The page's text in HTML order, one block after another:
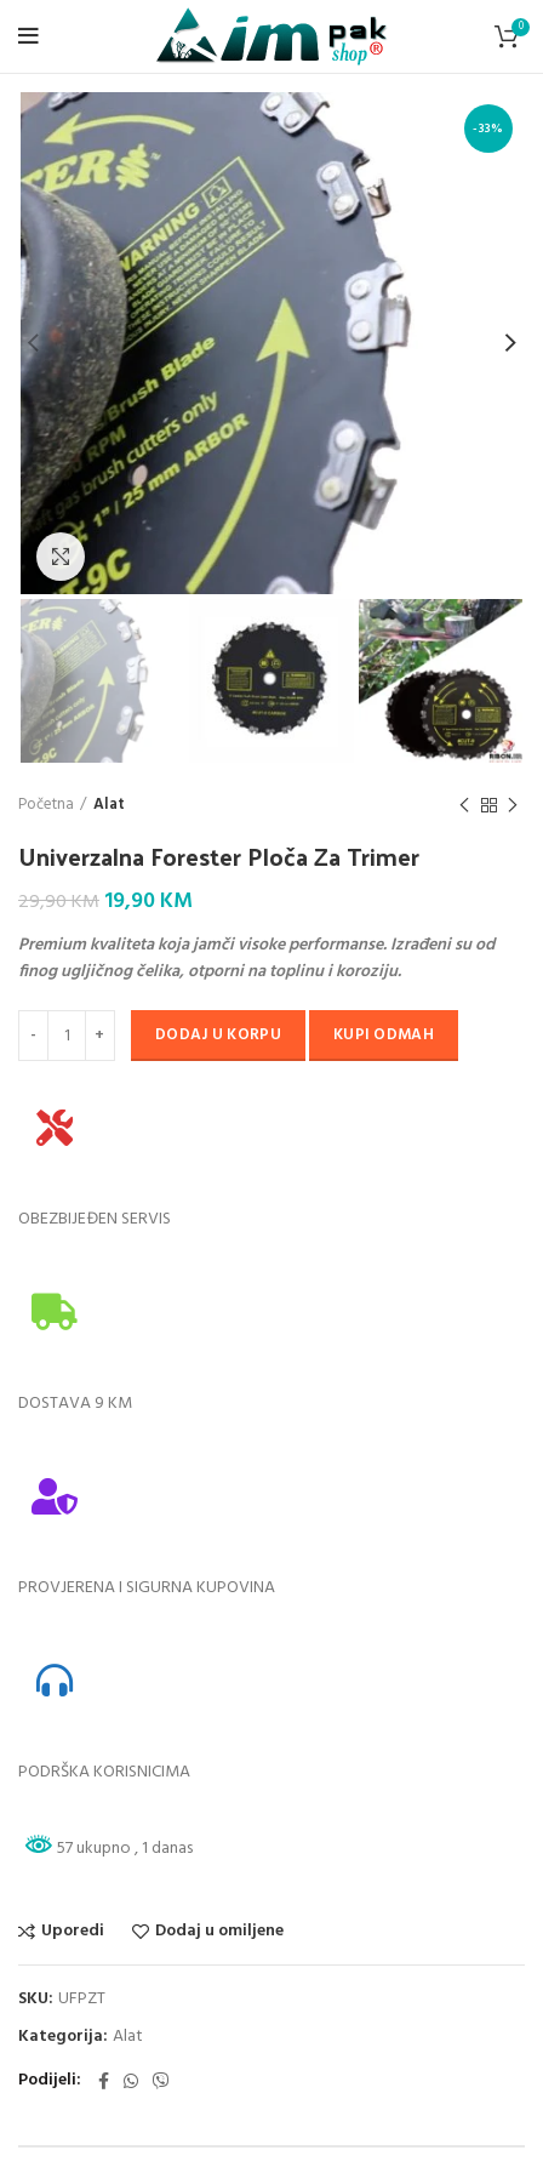
0
-33%
Klik da povećaš
Početna Alat
Univerzalna Forester Ploča Za Trimer
29,90KMOriginal
was:
29,90 KM.
19,90KM
is:
19,90 KM.
Premium kvaliteta koja jamči visoke performanse. Izrađeni su od
finog ugljičnog čelika, otporni na toplinu i koroziju.
DODAJ U KORPU KUPI ODMAH
OBEZBIJEĐEN SERVIS
DOSTAVA 9 KM
PROVJERENA I SIGURNA KUPOVINA
PODRŠKA KORISNICIMA
57 ukupno, 1 danas
Uporedi Dodaj u omiljene
SKU: UFPZT
Kategorija: Alat
Podijeli